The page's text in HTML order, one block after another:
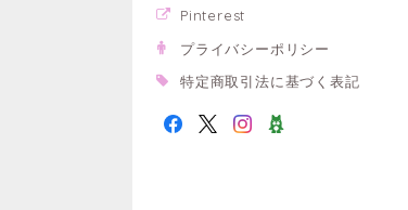
Pinterest
プライバシーポリシー
特定商取引法に基づく表記